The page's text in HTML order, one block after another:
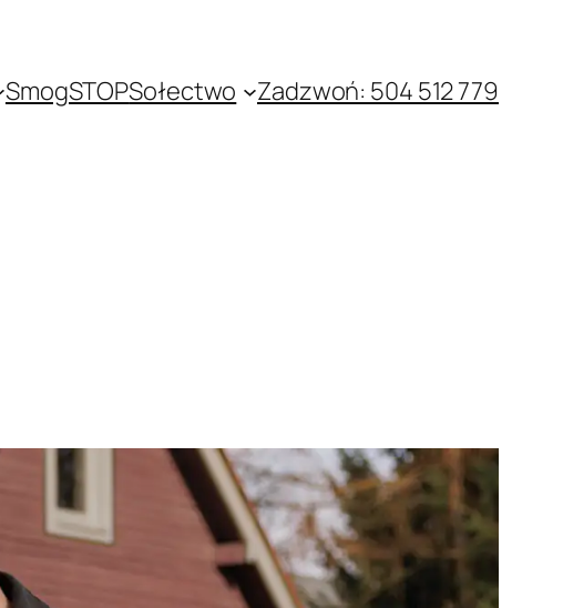
SmogSTOPSołectwo Zadzwoń: 504 512 779